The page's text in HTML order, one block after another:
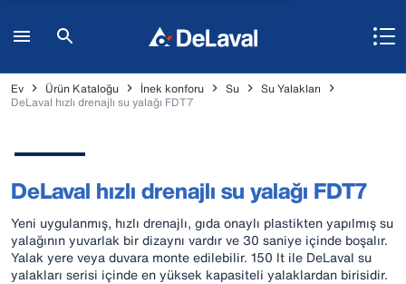
Ev Ürün Kataloğu İnek konforu Su
Su Yalakları
DeLaval hızlı drenajlı su yalağı FDT7
DeLaval hızlı drenajlı su yalağı FDT7
Yeni uygulanmış, hızlı drenajlı, gıda onaylı plastikten yapılmış su
yalağının yuvarlak bir dizaynı vardır ve 30 saniye içinde boşalır.
Yalak yere veya duvara monte edilebilir. 150 lt ile DeLaval su
yalakları serisi içinde en yüksek kapasiteli yalaklardan birisidir.